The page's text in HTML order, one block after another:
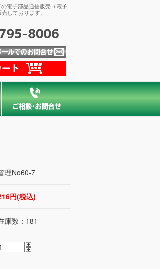
電子部品通信販売（電子
しております。
理No60-7
円(税込)
庫数：181